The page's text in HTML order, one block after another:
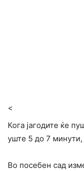
<
Кога јагодите ќе
уште 5 до 7
Во посебен сад